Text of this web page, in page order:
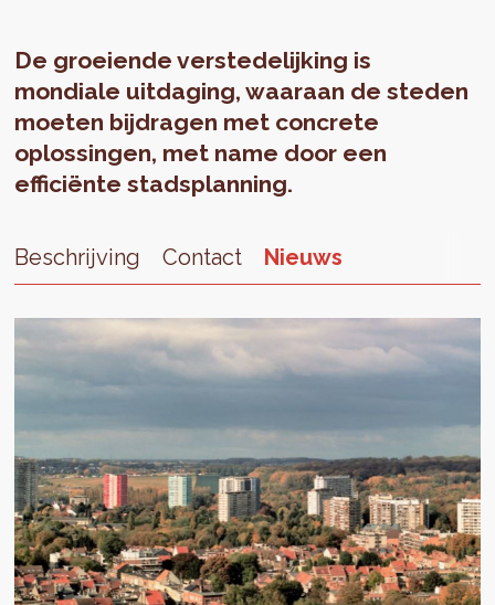
De groeiende verstedelijking is
mondiale uitdaging, waaraan de steden
moeten bijdragen met concrete
oplossingen, met name door een
efficiënte stadsplanning.
Beschrijving Contact Nieuws